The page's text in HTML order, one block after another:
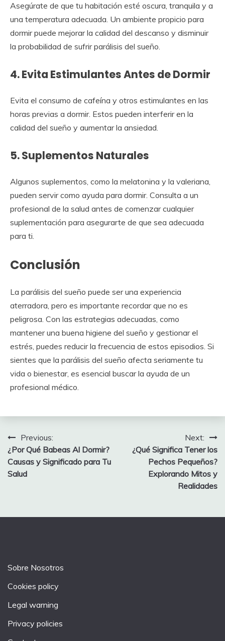
Asegúrate de que tu habitación esté oscura, tranquila y a
una temperatura adecuada. Un ambiente propicio para
dormir puede mejorar la calidad del descanso y disminuir
la probabilidad de sufrir parálisis del sueño.
4. Evita Estimulantes Antes de Dormir
Evita el consumo de cafeína y otros estimulantes en las
horas previas a dormir. Estos pueden interferir en la
calidad del sueño y aumentar la ansiedad.
5. Suplementos Naturales
Algunos suplementos, como la melatonina y la valeriana,
pueden servir como ayuda para dormir. Consulta a un
profesional de la salud antes de comenzar cualquier
suplementación para asegurarte de que sea adecuada
para ti.
Conclusión
La parálisis del sueño puede ser una experiencia
aterradora, pero es importante recordar que no es
peligrosa. Con las estrategias adecuadas, como
mantener una buena higiene del sueño y gestionar el
estrés, puedes reducir la frecuencia de estos episodios. Si
sientes que la parálisis del sueño afecta seriamente tu
vida o bienestar, es esencial buscar la ayuda de un
profesional médico.
Post
navigation
Previous:
¿Por Qué Babeas Al Dormir?
Causas y Significado para Tu
Salud
Next:
¿Qué Significa Tener los
Pechos Pequeños?
Explorando Mitos y
Realidades
Sobre Nosotros
Cookies policy
Legal warning
Privacy policies